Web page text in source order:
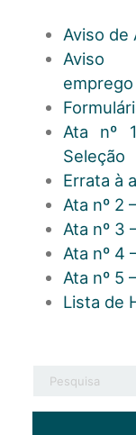
Aviso
Ata nº
Seleção
Errata à
Ata nº 2
Ata nº 3
Ata nº 4
Ata nº 5
Lista de